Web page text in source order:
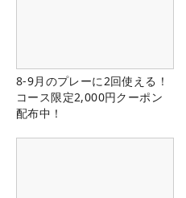
8-9月のプレーに2回使える！
コース限定2,000円クーポン
配布中！